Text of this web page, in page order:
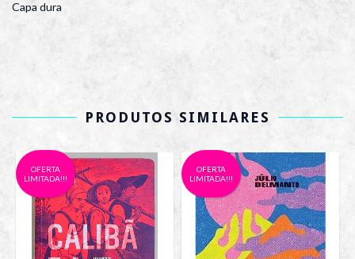
Capa dura
PRODUTOS SIMILARES
OFERTA
LIMITADA!!!
OFERTA
LIMITADA!!!